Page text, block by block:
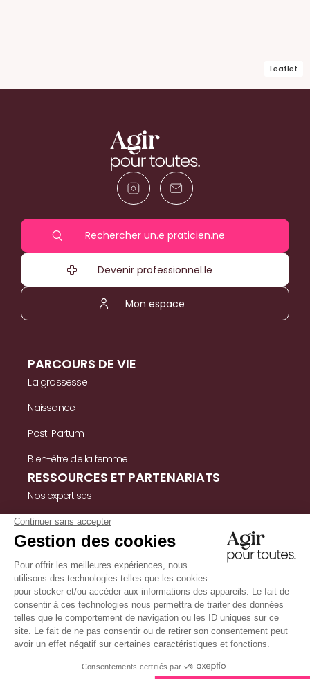
Leaflet
Rechercher un.e praticien.ne
Devenir professionnel.le
Mon espace
PARCOURS DE VIE
La grossesse
Naissance
Post-Partum
Bien-être de la femme
RESSOURCES ET PARTENARIATS
Nos expertises
Nos ressources
Témoignages
Nous contacter
INFORMATIONS
Mentions légales
Politique de confidentialité & cookies
Conditions Générales